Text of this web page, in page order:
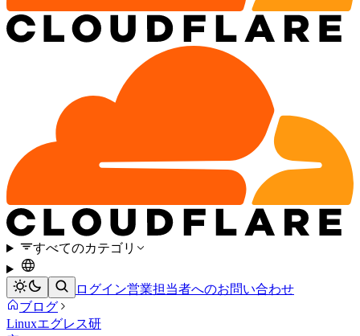
すべてのカテゴリ
ログイン営業担当者へのお問い合わせ
ブログ
Linuxエグレス研